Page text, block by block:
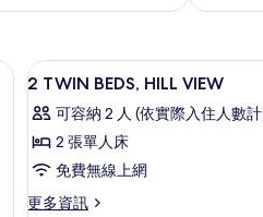
吹風機、浴袍
顯
示
2
TWIN
BEDS,
HILL
7
2 TWIN BEDS, HILL VIEW
可容納 2 人 (依實際入住人數
2 張單人床
免費無線上網
更多資訊
更